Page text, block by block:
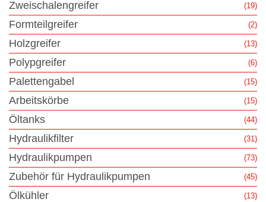
Zweischalengreifer (19)
Formteilgreifer (2)
Holzgreifer (13)
Polypgreifer (6)
Palettengabel (15)
Arbeitskörbe (15)
Öltanks (44)
Hydraulikfilter (31)
Hydraulikpumpen (73)
Zubehör für Hydraulikpumpen (45)
Ölkühler (13)